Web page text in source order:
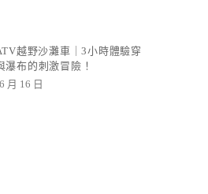
越野沙灘車｜3小時體驗穿
瀑布的刺激冒險！
月 16 日